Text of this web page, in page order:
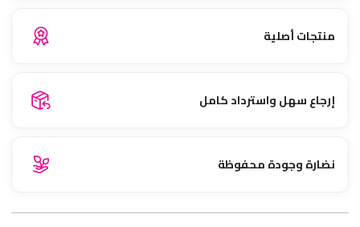
منتجات أصلية
إرجاع سهل واسترداد كامل
نضارة وجودة محفوظة